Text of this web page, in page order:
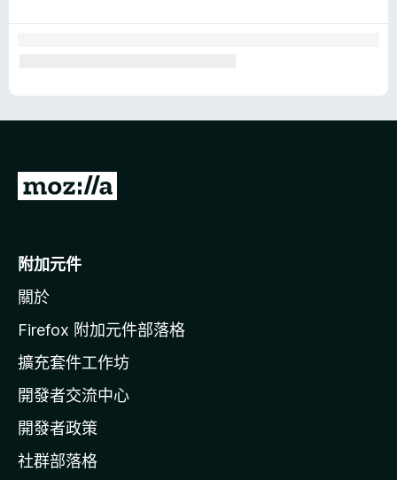
前
o
i
l
a
官
網
附加元件
關於
Firefox 附加元件部落格
擴充套件工作坊
開發者交流中心
開發者政策
社群部落格